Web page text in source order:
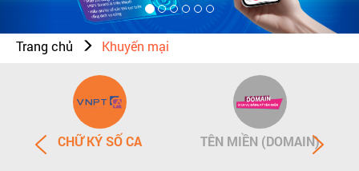
Trang chủ Khuyến mại
CHỮ KÝ SỐ CA TÊN MIỀN (DOMAIN)